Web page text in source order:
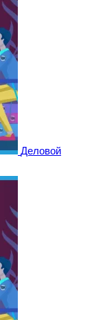
Деловой